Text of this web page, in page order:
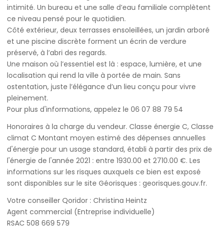
intimité. Un bureau et une salle d’eau familiale complètent
ce niveau pensé pour le quotidien.
Côté extérieur, deux terrasses ensoleillées, un jardin arboré
et une piscine discrète forment un écrin de verdure
préservé, à l’abri des regards.
Une maison où l’essentiel est là : espace, lumière, et une
localisation qui rend la ville à portée de main. Sans
ostentation, juste l’élégance d’un lieu conçu pour vivre
pleinement.
Pour plus d'informations, appelez le 06 07 88 79 54
Honoraires à la charge du vendeur. Classe énergie C, Classe
climat C Montant moyen estimé des dépenses annuelles
d'énergie pour un usage standard, établi à partir des prix de
l'énergie de l'année 2021 : entre 1930.00 et 2710.00 €. Les
informations sur les risques auxquels ce bien est exposé
sont disponibles sur le site Géorisques : georisques.gouv.fr.
Votre conseiller Qoridor : Christina Heintz
Agent commercial (Entreprise individuelle)
RSAC 508 669 579